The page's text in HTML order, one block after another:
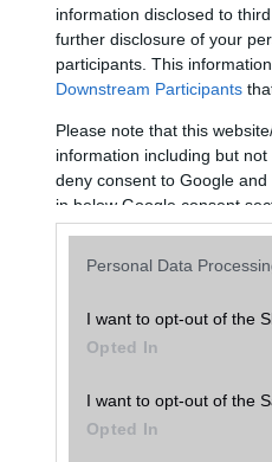
information disclosed to
further disclosure of your
participants. This
Downstream Participants
Please note that this
information including but
deny consent to Google
in below Google consent
Personal Data
I want to opt-out of the
Opted In
I want to opt-out of the
Opted In